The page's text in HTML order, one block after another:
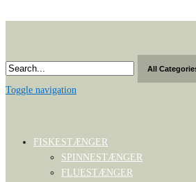
content
Toggle navigation
FISKESTÆNGER
SPINNESTÆNGER
FLUESTÆNGER